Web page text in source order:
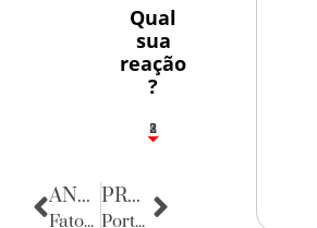
Qual
sua
reação
?
1
2
8
ANTERIOR
Fatos Diversos
PRÓXIMA
Porta Retratos